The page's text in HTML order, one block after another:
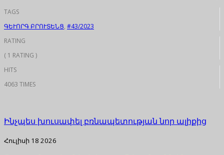
TAGS
ԳԵՒՈՐԳ ԲՐՈՒՏԵՆՑ, #43/2023
RATING
( 1 RATING )
HITS
4063 TIMES
Ինչպես խուսափել բռնապետության նոր ալիքից
Հուլիսի 18 2026